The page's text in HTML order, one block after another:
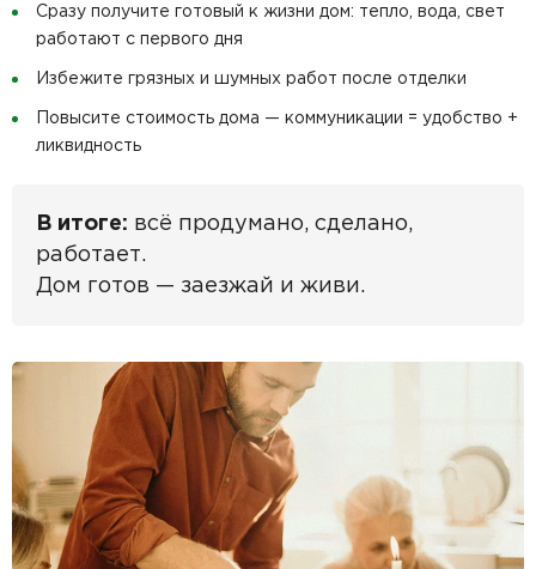
Сразу получите готовый к жизни дом: тепло, вода, свет
работают с первого дня
Избежите грязных и шумных работ после отделки
Повысите стоимость дома — коммуникации = удобство +
ликвидность
В итоге: всё продумано, сделано,
работает.
Дом готов — заезжай и живи.